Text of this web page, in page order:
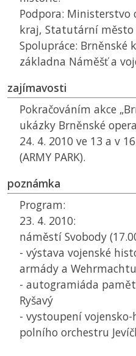
Podpora: Ministerstvo
kraj, Statutární město
Spolupráce:
základna Náměšť a
zajímavosti
Pokračováním akce
ukázky Brněnské
24. 4. 2010 ve 13 a v
(ARMY PARK).
poznámka
Program:
23. 4. 2010:
náměstí Svobody
- výstava vojenské
armády a Wehrmachtu
- autogramiáda
Ryšavý
- vystoupení vojensko-
polního orchestru